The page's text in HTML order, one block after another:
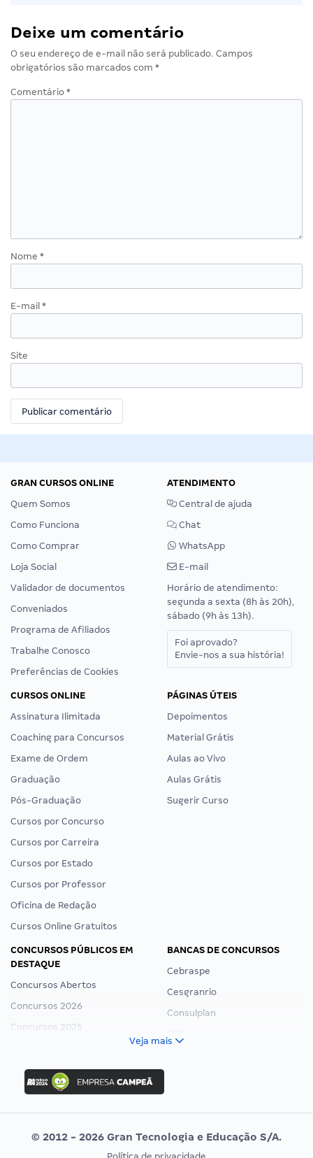
Deixe um comentário
O seu endereço de e-mail não será publicado. Campos
obrigatórios são marcados com *
Comentário *
Nome *
E-mail *
Site
GRAN CURSOS ONLINE
Quem Somos
Como Funciona
Como Comprar
Loja Social
Validador de documentos
Conveniados
Programa de Afiliados
Trabalhe Conosco
Preferências de Cookies
ATENDIMENTO
Central de ajuda
Chat
WhatsApp
E-mail
Horário de atendimento:
segunda a sexta (8h às 20h),
sábado (9h às 13h).
Foi aprovado?
Envie-nos a sua história!
CURSOS ONLINE
Assinatura Ilimitada
Coaching para Concursos
Exame de Ordem
Graduação
Pós-Graduação
Cursos por Concurso
Cursos por Carreira
Cursos por Estado
Cursos por Professor
Oficina de Redação
Cursos Online Gratuitos
PÁGINAS ÚTEIS
Depoimentos
Material Grátis
Aulas ao Vivo
Aulas Grátis
Sugerir Curso
CONCURSOS PÚBLICOS EM
DESTAQUE
Concursos Abertos
Concursos 2026
Concursos 2025
Concurso Ibama
Concurso MPU
Editais publicados
BANCAS DE CONCURSOS
Cebraspe
Cesgranrio
Consulplan
Vunesp
Veja mais
© 2012 - 2026 Gran Tecnologia e Educação S/A.